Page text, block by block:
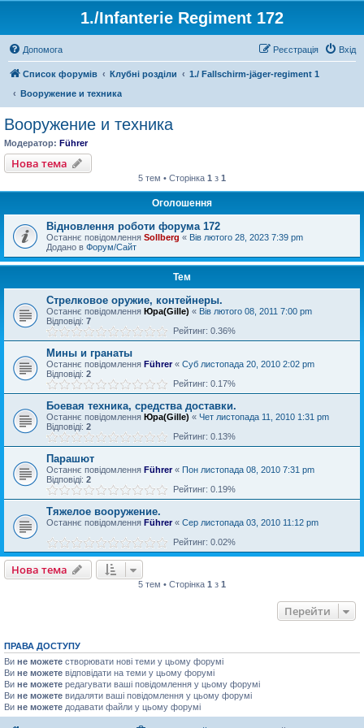
1./Infanterie Regiment 172
Допомога Вхід
Реєстрація
Список форумів Клубні розділи
1./ Fallschirm-jäger-regiment 1
Вооружение и техника
Вооружение и техника
Модератор: Führer
Нова тема
5 тем • Сторінка 1 з 1
Оголошення
Відновлення роботи форума 172
Останнє повідомлення Sollberg « Вів лютого 28, 2023 7:39 pm
Додано в Форум/Сайт
Тем
Стрелковое оружие, контейнеры.
Останнє повідомлення Юра(Gille) « Вів лютого 08, 2011 7:00 pm
Відповіді: 7
Рейтинг: 0.36%
Мины и гранаты
Останнє повідомлення Führer« Суб листопада 20, 2010 2:02 pm
Відповіді: 2
Рейтинг: 0.17%
Боевая техника, средства доставки.
Останнє повідомлення Юра(Gille) « Чет листопада 11, 2010 1:31 pm
Відповіді: 2
Рейтинг: 0.13%
Парашют
Останнє повідомлення Führer« Пон листопада 08, 2010 7:31 pm
Відповіді: 2
Рейтинг: 0.19%
Тяжелое вооружение.
Останнє повідомлення Führer« Сер листопада 03, 2010 11:12 pm
Рейтинг: 0.02%
Нова тема
5 тем • Сторінка 1 з 1
Перейти
ПРАВА ДОСТУПУ
Ви не можете створювати нові теми у цьому форумі
Ви не можете відповідати на теми у цьому форумі
Ви не можете редагувати ваші повідомлення у цьому форумі
Ви не можете видаляти ваші повідомлення у цьому форумі
Ви не можете додавати файли у цьому форумі